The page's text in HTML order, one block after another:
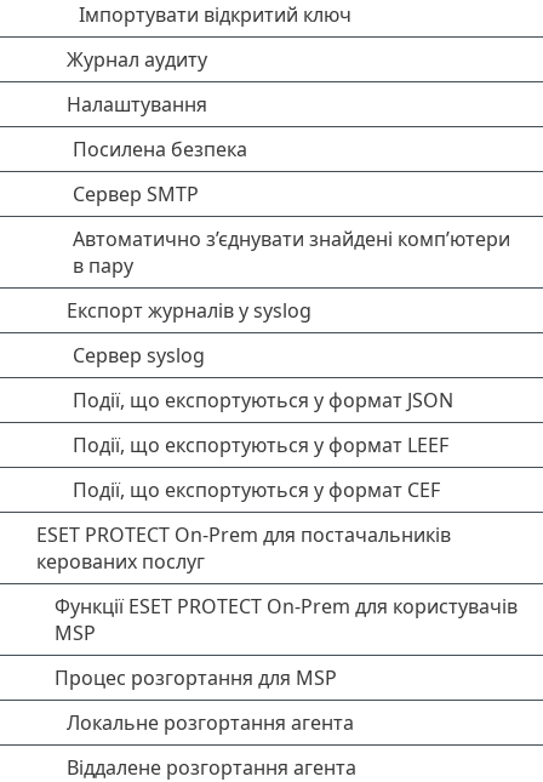
Імпортувати відкритий ключ
Журнал аудиту
Налаштування
Посилена безпека
Сервер SMTP
Автоматично з’єднувати знайдені комп’ютери
в пару
Експорт журналів у syslog
Сервер syslog
Події, що експортуються у формат JSON
Події, що експортуються у формат LEEF
Події, що експортуються у формат CEF
ESET PROTECT On-Prem для постачальників
керованих послуг
Функції ESET PROTECT On-Prem для користувачів
MSP
Процес розгортання для MSP
Локальне розгортання агента
Віддалене розгортання агента